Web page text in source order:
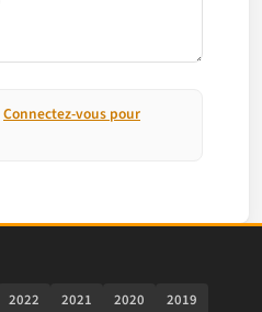
Connectez-vous pour
2022 2021 2020
2019